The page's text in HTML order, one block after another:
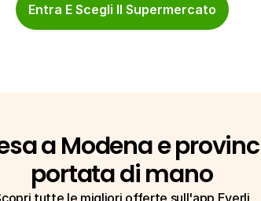
Entra E Scegli Il Supermercato
a Modena e
portata di mano
tutte le migliori offerte sull'app Everli